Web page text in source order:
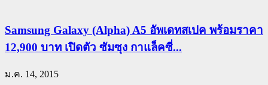
Samsung Galaxy (Alpha) A5 อัพเดทสเปค พร้อมราคา
12,900 บาท เปิดตัว ซัมซุง กาแล็คซี่...
ม.ค. 14, 2015